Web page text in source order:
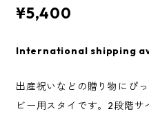
¥5,400
International shipping
出産祝いなどの贈り物にぴ
ビー用スタイです。2段階サ